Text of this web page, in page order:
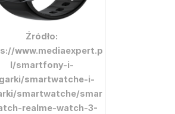
Źródło:
www.mediaexpert.p
l/smartfony-i-
smartwatche-i-
smartwatche/smar
realme-watch-3-